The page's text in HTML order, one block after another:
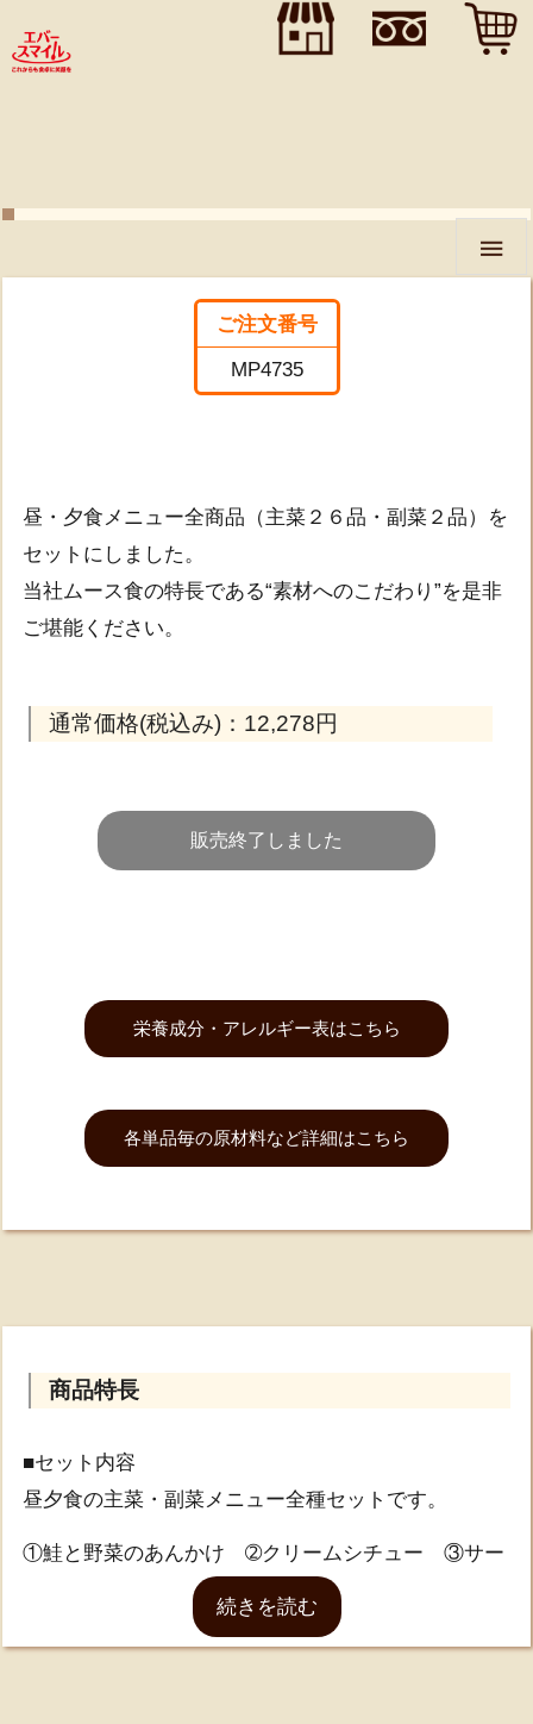

">
ご注文番号
MP4735
昼・夕食メニュー全商品（主菜２６品・副菜２品）を
セットにしました。
当社ムース食の特長である“素材へのこだわり”を是非
ご堪能ください。
通常価格(税込み)：12,278円
販売終了しました
栄養成分・アレルギー表はこちら
各単品毎の原材料など詳細はこちら
商品特長
■セット内容
昼夕食の主菜・副菜メニュー全種セットです。
①鮭と野菜のあんかけ ➁クリームシチュー ③サー
モンのクリーム煮 ④すき焼き ⑤チキンのトマト
煮 ⑥デミグラスハンバーグ ⑦トマトハンバーグ
続きを読む